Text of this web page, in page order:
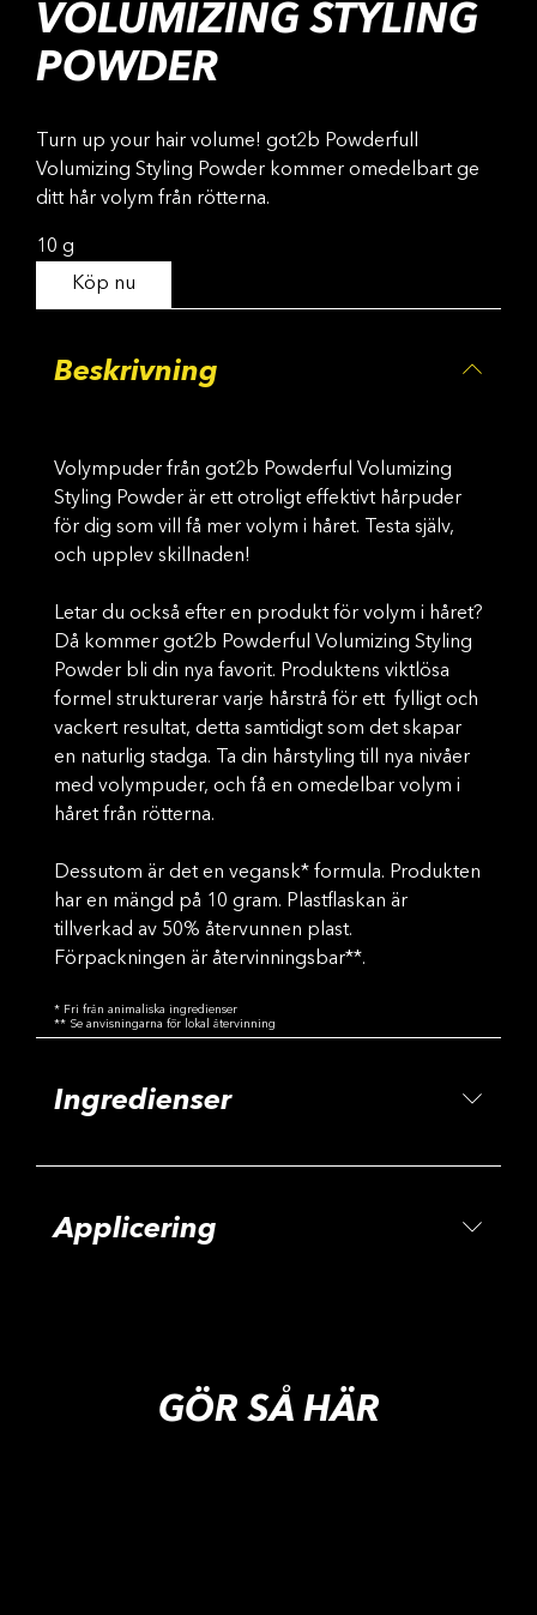
VOLUMIZING STYLING
POWDER
Turn up your hair volume! got2b Powderfull
Volumizing Styling Powder kommer omedelbart ge
ditt hår volym från rötterna.
10 g
Köp nu
Beskrivning
Volympuder från got2b Powderful Volumizing
Styling Powder är ett otroligt effektivt hårpuder
för dig som vill få mer volym i håret. Testa själv,
och upplev skillnaden!
Letar du också efter en produkt för volym i håret?
Då kommer got2b Powderful Volumizing Styling
Powder bli din nya favorit. Produktens viktlösa
formel strukturerar varje hårstrå för ett fylligt och
vackert resultat, detta samtidigt som det skapar
en naturlig stadga. Ta din hårstyling till nya nivåer
med volympuder, och få en omedelbar volym i
håret från rötterna.
Dessutom är det en vegansk* formula. Produkten
har en mängd på 10 gram. Plastflaskan är
tillverkad av 50% återvunnen plast.
Förpackningen är återvinningsbar**.
* Fri från animaliska ingredienser
** Se anvisningarna för lokal återvinning
Ingredienser
Applicering
GÖR SÅ HÄR